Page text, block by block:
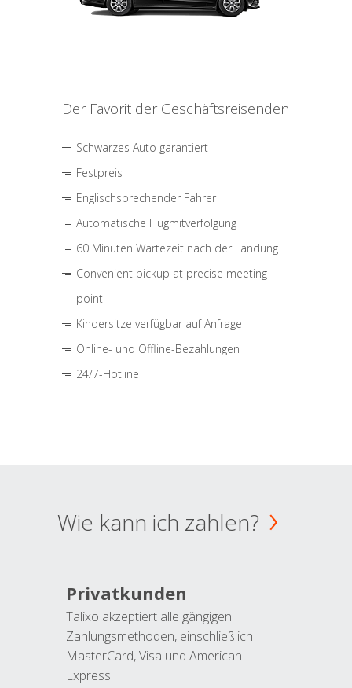
Der Favorit der Geschäftsreisenden
Schwarzes Auto garantiert
Festpreis
Englischsprechender Fahrer
Automatische Flugmitverfolgung
60 Minuten Wartezeit nach der Landung
Convenient pickup at precise meeting
point
Kindersitze verfügbar auf Anfrage
Online- und Offline-Bezahlungen
24/7-Hotline
Wie kann ich zahlen?
Privatkunden
Talixo akzeptiert alle gängigen
Zahlungsmethoden, einschließlich
MasterCard, Visa und American
Express.